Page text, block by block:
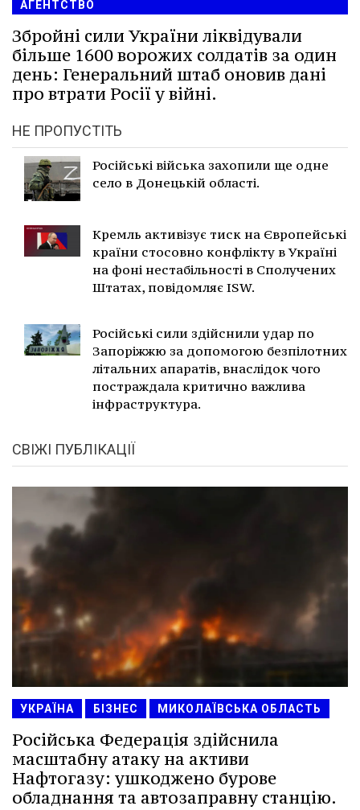
АГЕНТСТВО
Збройні сили України ліквідували
більше 1600 ворожих солдатів за один
день: Генеральний штаб оновив дані
про втрати Росії у війні.
НЕ ПРОПУСТІТЬ
Російські війська захопили ще одне
село в Донецькій області.
Кремль активізує тиск на Європейські
країни стосовно конфлікту в Україні
на фоні нестабільності в Сполучених
Штатах, повідомляє ISW.
Російські сили здійснили удар по
Запоріжжю за допомогою безпілотних
літальних апаратів, внаслідок чого
постраждала критично важлива
інфраструктура.
СВІЖІ ПУБЛІКАЦІЇ
УКРАЇНА БІЗНЕС МИКОЛАЇВСЬКА ОБЛАСТЬ
Російська Федерація здійснила
масштабну атаку на активи
Нафтогазу: ушкоджено бурове
обладнання та автозаправну станцію.